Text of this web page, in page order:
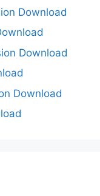
Download
Download
Download